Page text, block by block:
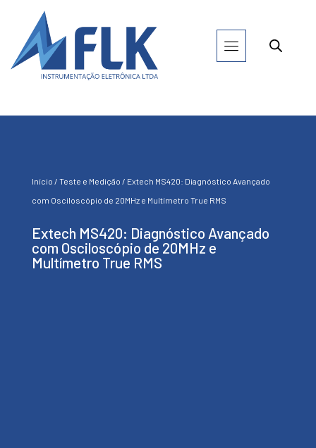
Início / Teste e Medição / Extech MS420: Diagnóstico Avançado
com Osciloscópio de 20MHz e Multímetro True RMS
Extech MS420: Diagnóstico Avançado
com Osciloscópio de 20MHz e
Multímetro True RMS